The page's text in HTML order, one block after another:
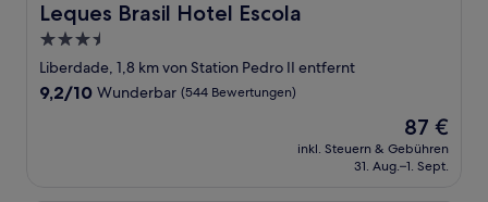
Leques Brasil Hotel Escola
Leques Brasil Hotel Escola
3.5-
Sterne-
Unterkunft
Liberdade, 1,8 km von Station Pedro II entfernt
9.2
9,2/10 Wunderbar (544 Bewertungen)
Der
Preis
beträgt
87 €
inkl. Steuern & Gebühren
31. Aug.–1. Sept.